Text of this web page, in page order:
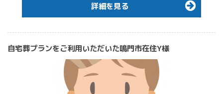
詳細を見る
自宅葬プランをご利用いただいた鳴門市在住Y様